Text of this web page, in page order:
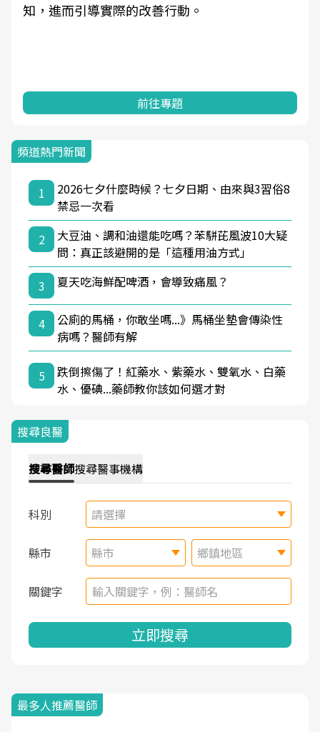
知，進而引導實際的改善行動。
前往專題
頻道熱門新聞
1
2026七夕什麼時候？七夕日期、由來與3習俗8
禁忌一次看
2
大豆油、調和油還能吃嗎？苯駢芘風波10大疑
問：真正該避開的是「這種用油方式」
3
夏天吃海鮮配啤酒，會導致痛風？
4
公廁的馬桶，你敢坐嗎...》馬桶坐墊會傳染性
病嗎？醫師有解
5
跌倒擦傷了！紅藥水、紫藥水、雙氧水、白藥
水、優碘...藥師教你該如何選才對
搜尋良醫
搜尋醫師搜尋醫事機構
科別 請選擇
縣市 縣市 鄉鎮地區
關鍵字
立即搜尋
最多人推薦醫師